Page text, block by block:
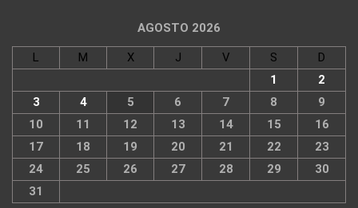
AGOSTO 2026
L M X J V S
D
1
2
3
4 5 6 7 8
9
10
11 12 13 14 15
16
17
18 19 20 21 22
23
24
25 26 27 28 29
30
31